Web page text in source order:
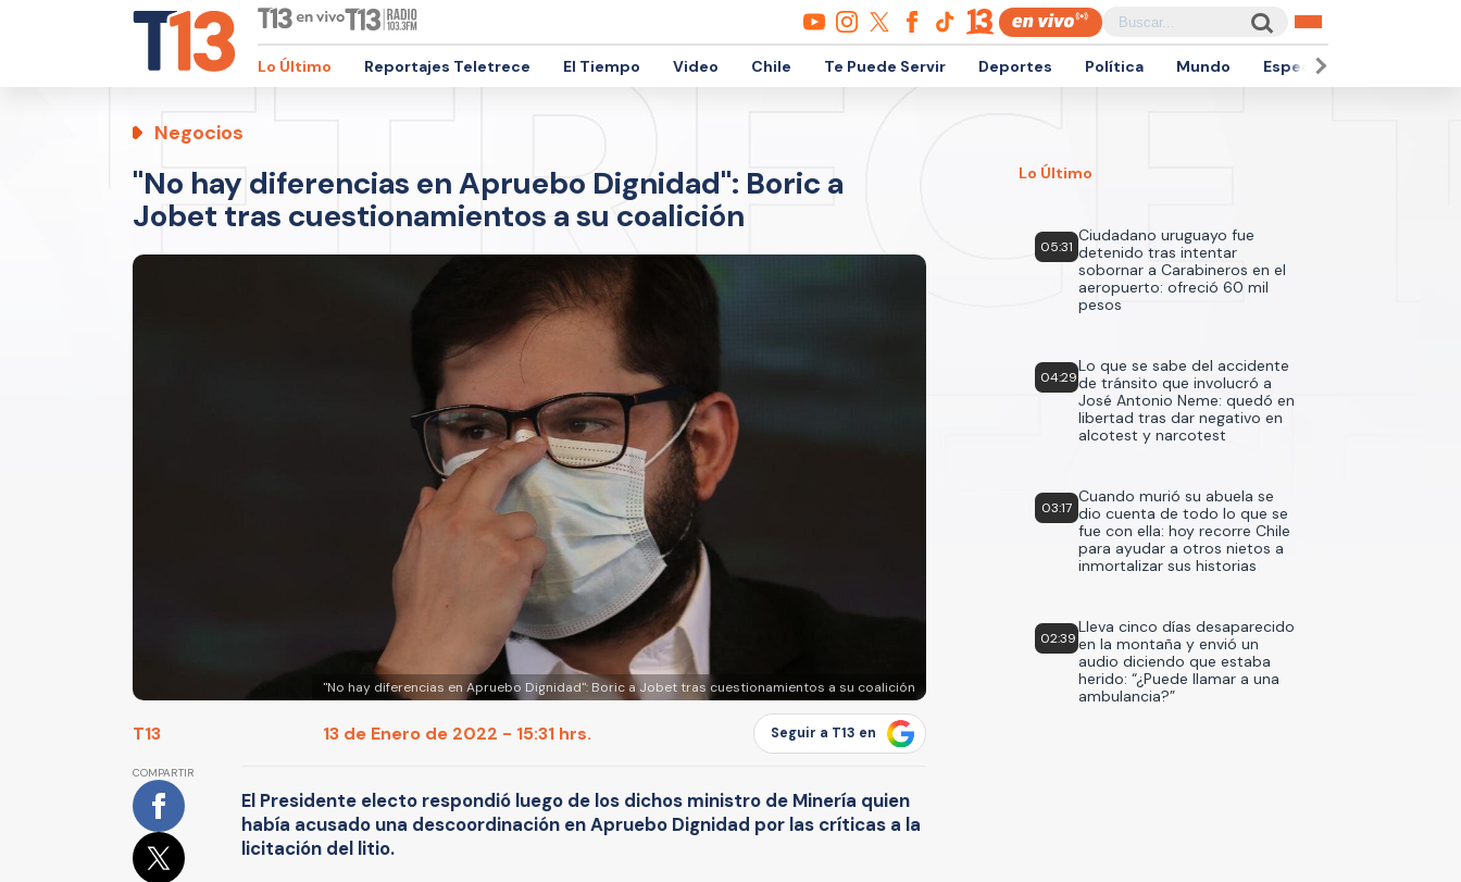
Lo Último Reportajes Teletrece El Tiempo Video Chile Te Puede Servir Deportes Política Mundo Espectáculos
Negocios
"No hay diferencias en Apruebo Dignidad": Boric a
Jobet tras cuestionamientos a su coalición
"No hay diferencias en Apruebo Dignidad": Boric a Jobet tras cuestionamientos a su coalición
T13 13 de Enero de 2022 - 15:31 hrs. Seguir a T13 en
COMPARTIR
El Presidente electo respondió luego de los dichos ministro de Minería quien
había acusado una descoordinación en Apruebo Dignidad por las críticas a la
licitación del litio.
Lo Último
05:31
Ciudadano uruguayo fue
detenido tras intentar
sobornar a Carabineros en el
aeropuerto: ofreció 60 mil
pesos
04:29
Lo que se sabe del accidente
de tránsito que involucró a
José Antonio Neme: quedó en
libertad tras dar negativo en
alcotest y narcotest
03:17
Cuando murió su abuela se
dio cuenta de todo lo que se
fue con ella: hoy recorre Chile
para ayudar a otros nietos a
inmortalizar sus historias
02:39
Lleva cinco días desaparecido
en la montaña y envió un
audio diciendo que estaba
herido: “¿Puede llamar a una
ambulancia?”